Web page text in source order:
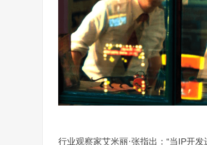
行业观察家艾米丽·张指出：“当IP开